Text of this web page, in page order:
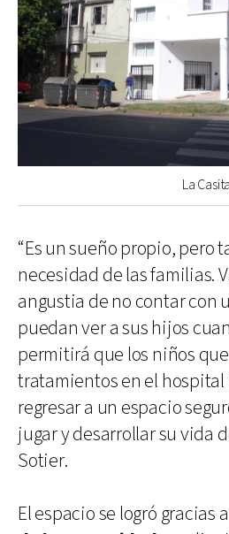
La
“Es un sueño propio, pero
necesidad de las familias.
angustia de no contar con
puedan ver a sus hijos
permitirá que los niños
tratamientos en el hospital
regresar a un espacio
jugar y desarrollar su vida
Sotier.
El espacio se logró gracias